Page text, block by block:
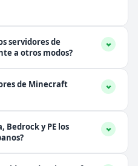
servidores de
a otros modos?
de Minecraft
Bedrock y PE los